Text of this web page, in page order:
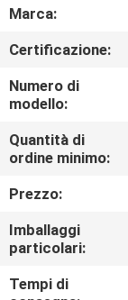
GIRO
DELLA
FABBRICA
DI
QUALITÀ
Marca:
Certificazione:
Numero di
modello:
Quantità di
ordine minimo:
Prezzo:
Imballaggi
particolari:
Tempi di